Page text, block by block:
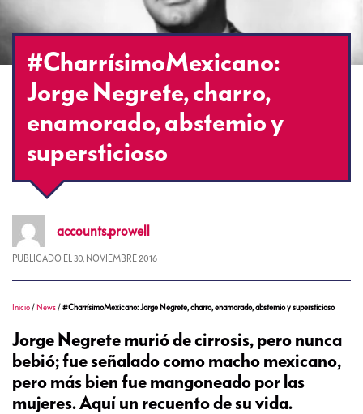
#CharrísimoMexicano:
Jorge Negrete, charro,
enamorado, abstemio y
supersticioso
accounts.prowell
PUBLICADO EL 30, NOVIEMBRE 2016
Inicio / News /#CharrísimoMexicano: Jorge Negrete, charro, enamorado, abstemio y supersticioso
Jorge Negrete murió de cirrosis, pero nunca
bebió; fue señalado como macho mexicano,
pero más bien fue mangoneado por las
mujeres. Aquí un recuento de su vida.